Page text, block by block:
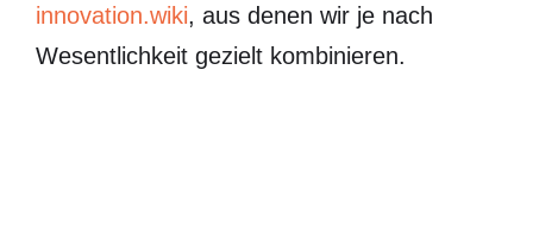
innovation.wiki, aus denen wir je nach
Wesentlichkeit gezielt kombinieren.